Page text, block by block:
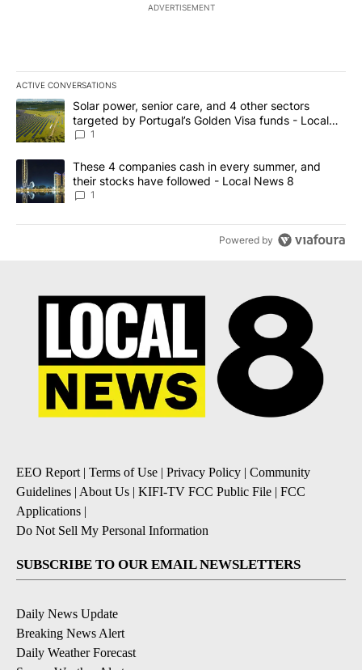
ADVERTISEMENT
ACTIVE CONVERSATIONS
The following is a list of the most commented articles in the last
A trending article titled "Solar power, senior care, and 4 other
Solar power, senior care, and 4 other sectors
targeted by Portugal’s Golden Visa funds - Local
News 8
1
A trending article titled "These 4 companies cash in every
These 4 companies cash in every summer, and
their stocks have followed - Local News 8
1
Powered by
EEO Report| Terms of Use | Privacy Policy | Community
Guidelines | About Us | KIFI-TV FCC Public File | FCC
Applications |
Do Not Sell My Personal Information
SUBSCRIBE TO OUR EMAIL NEWSLETTERS
Daily News Update
Breaking News Alert
Daily Weather Forecast